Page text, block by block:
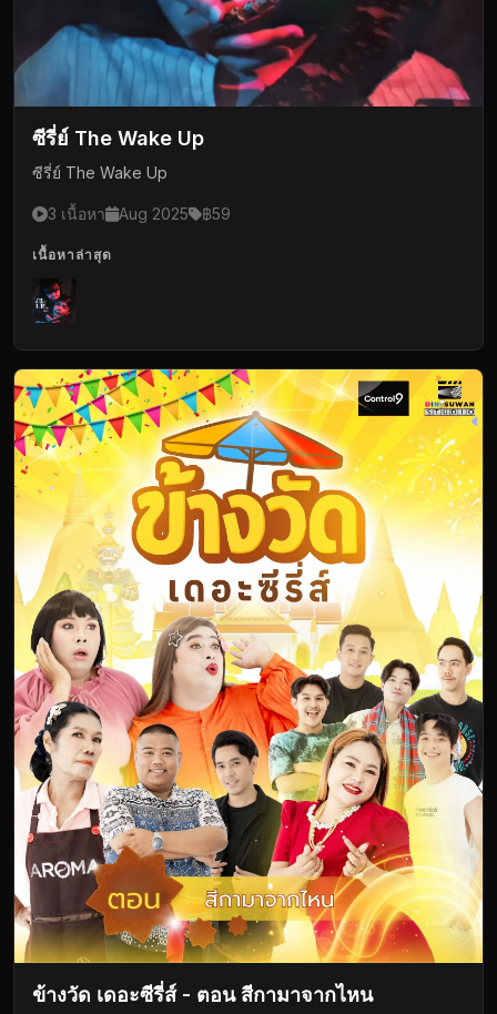
ซีรี่ย์ The Wake Up
ซีรี่ย์ The Wake Up
3 เนื้อหา Aug 2025 ฿59
เนื้อหาล่าสุด
ข้างวัด เดอะซีรี่ส์ - ตอน สีกามาจากไหน